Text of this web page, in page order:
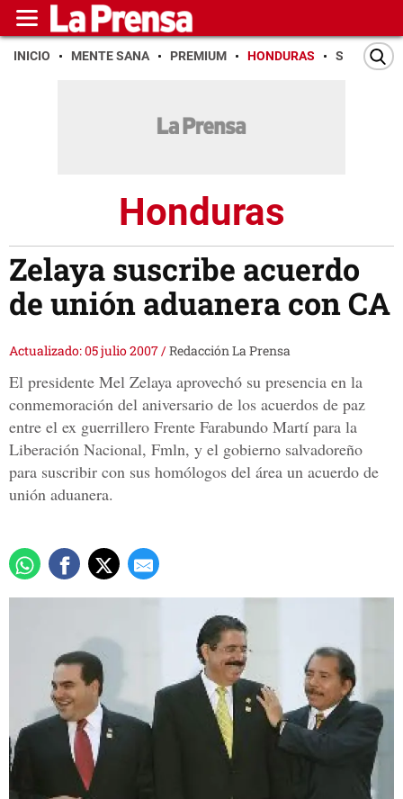
INICIO MENTE SANA PREMIUM HONDURAS SAN PEDRO
Honduras
Zelaya suscribe acuerdo
de unión aduanera con CA
Actualizado: 05 julio 2007/Redacción La Prensa
El presidente Mel Zelaya aprovechó su presencia en la
conmemoración del aniversario de los acuerdos de paz
entre el ex guerrillero Frente Farabundo Martí para la
Liberación Nacional, Fmln, y el gobierno salvadoreño
para suscribir con sus homólogos del área un acuerdo de
unión aduanera.